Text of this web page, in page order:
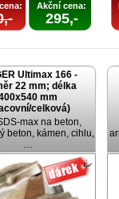
Akční cena:
295,-
Ultimax 166 -
22 mm; délka
mm
celková)
max na beton,
beton, kámen, cihlu,
…